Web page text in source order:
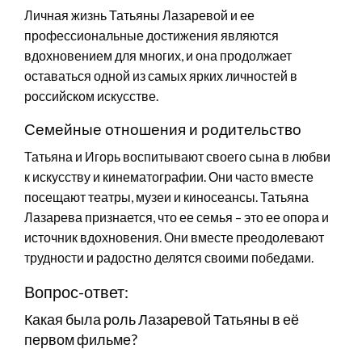
Личная жизнь Татьяны Лазаревой и ее
профессиональные достижения являются
вдохновением для многих, и она продолжает
оставаться одной из самых ярких личностей в
российском искусстве.
Семейные отношения и родительство
Татьяна и Игорь воспитывают своего сына в любви
к искусству и кинематографии. Они часто вместе
посещают театры, музеи и киносеансы. Татьяна
Лазарева признается, что ее семья – это ее опора и
источник вдохновения. Они вместе преодолевают
трудности и радостно делятся своими победами.
Вопрос-ответ:
Какая была роль Лазаревой Татьяны в её
первом фильме?